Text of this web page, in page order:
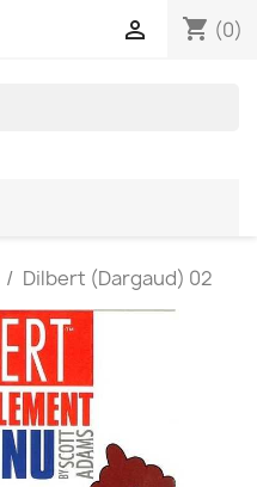
shopping_cart (0)

Dilbert (Dargaud) 02